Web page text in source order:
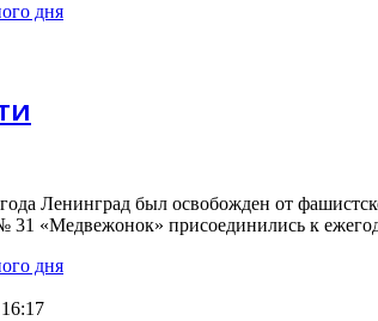
дня
года Ленинград был освобожден от
31 «Медвежонок» присоединились к
дня